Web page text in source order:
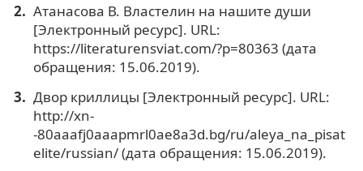
Атанасова В. Властелин на нашите души
[Электронный ресурс]. URL:
https://literaturensviat.com/?p=80363 (дата
обращения: 15.06.2019).
Двор криллицы [Электронный ресурс]. URL:
http://xn-
-80aaafj0aaapmrl0ae8a3d.bg/ru/aleya_na_pisat
elite/russian/ (дата обращения: 15.06.2019).